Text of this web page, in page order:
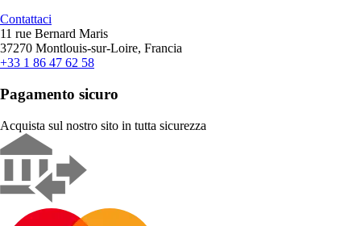
Contattaci
11 rue Bernard Maris
37270 Montlouis-sur-Loire, Francia
+33 1 86 47 62 58
Pagamento sicuro
Acquista sul nostro sito in tutta sicurezza